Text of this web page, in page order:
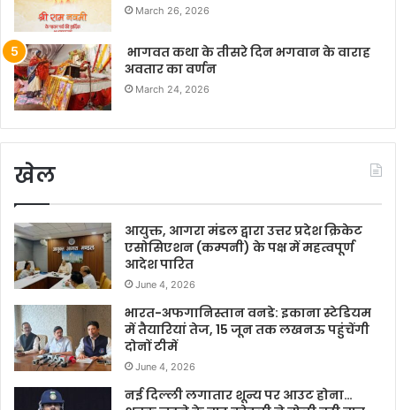
March 26, 2026
भागवत कथा के तीसरे दिन भगवान के वाराह
अवतार का वर्णन
March 24, 2026
खेल
आयुक्त, आगरा मंडल द्वारा उत्तर प्रदेश क्रिकेट
एसोसिएशन (कम्पनी) के पक्ष में महत्वपूर्ण
आदेश पारित
June 4, 2026
भारत-अफगानिस्तान वनडे: इकाना स्टेडियम
में तैयारियां तेज, 15 जून तक लखनऊ पहुंचेंगी
दोनों टीमें
June 4, 2026
नई दिल्ली लगातार शून्य पर आउट होना…